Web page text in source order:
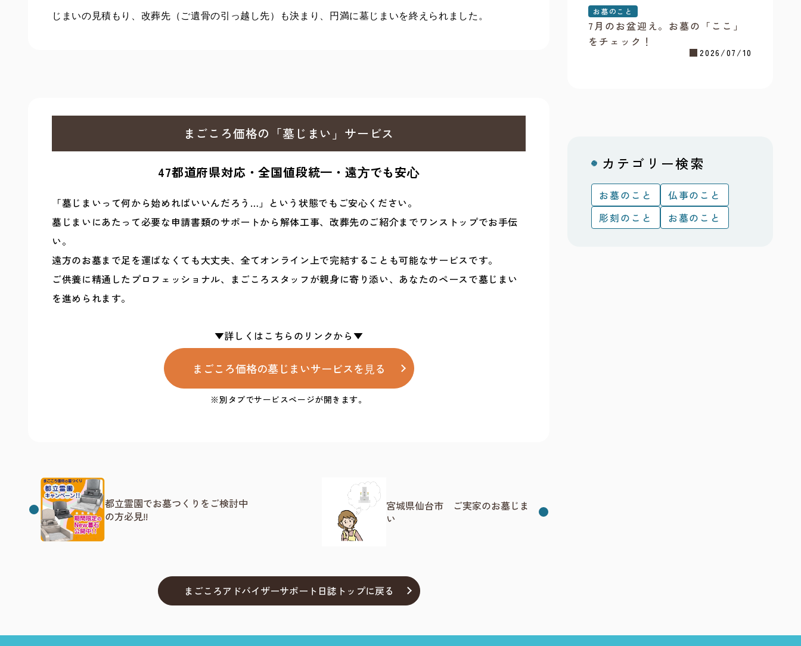
じまいの見積もり、改葬先（ご遺骨の引っ越し先）も決まり、円満に墓じまいを終えられました。
まごころ価格の「墓じまい」サービス
47都道府県対応・全国値段統⼀・ 遠⽅でも安⼼
「墓じまいって何から始めればいいんだろう…」という状態でもご安心ください。
墓じまいにあたって必要な申請書類のサポートから解体工事、改葬先のご紹介までワンストップでお手伝
い。
遠方のお墓まで足を運ばなくても大丈夫、全てオンライン上で完結することも可能なサービスです。
ご供養に精通したプロフェッショナル、まごころスタッフが親身に寄り添い、あなたのペースで墓じまい
を進められます。
まごころ価格の墓じまいサービスを⾒る
都立霊園でお墓つくりをご検討中
の方必見!!
宮城県仙台市 ご実家のお墓じま
い
まごころアドバイザーサポート日誌トップに戻る
お墓のこと
2026/07/10
7月のお盆迎え。お墓の「ここ」
をチェック！
カテゴリー検索
お墓のこと
仏事のこと
彫刻のこと
お墓のこと